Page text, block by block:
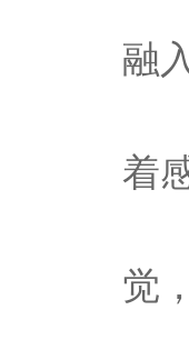
融
着
觉